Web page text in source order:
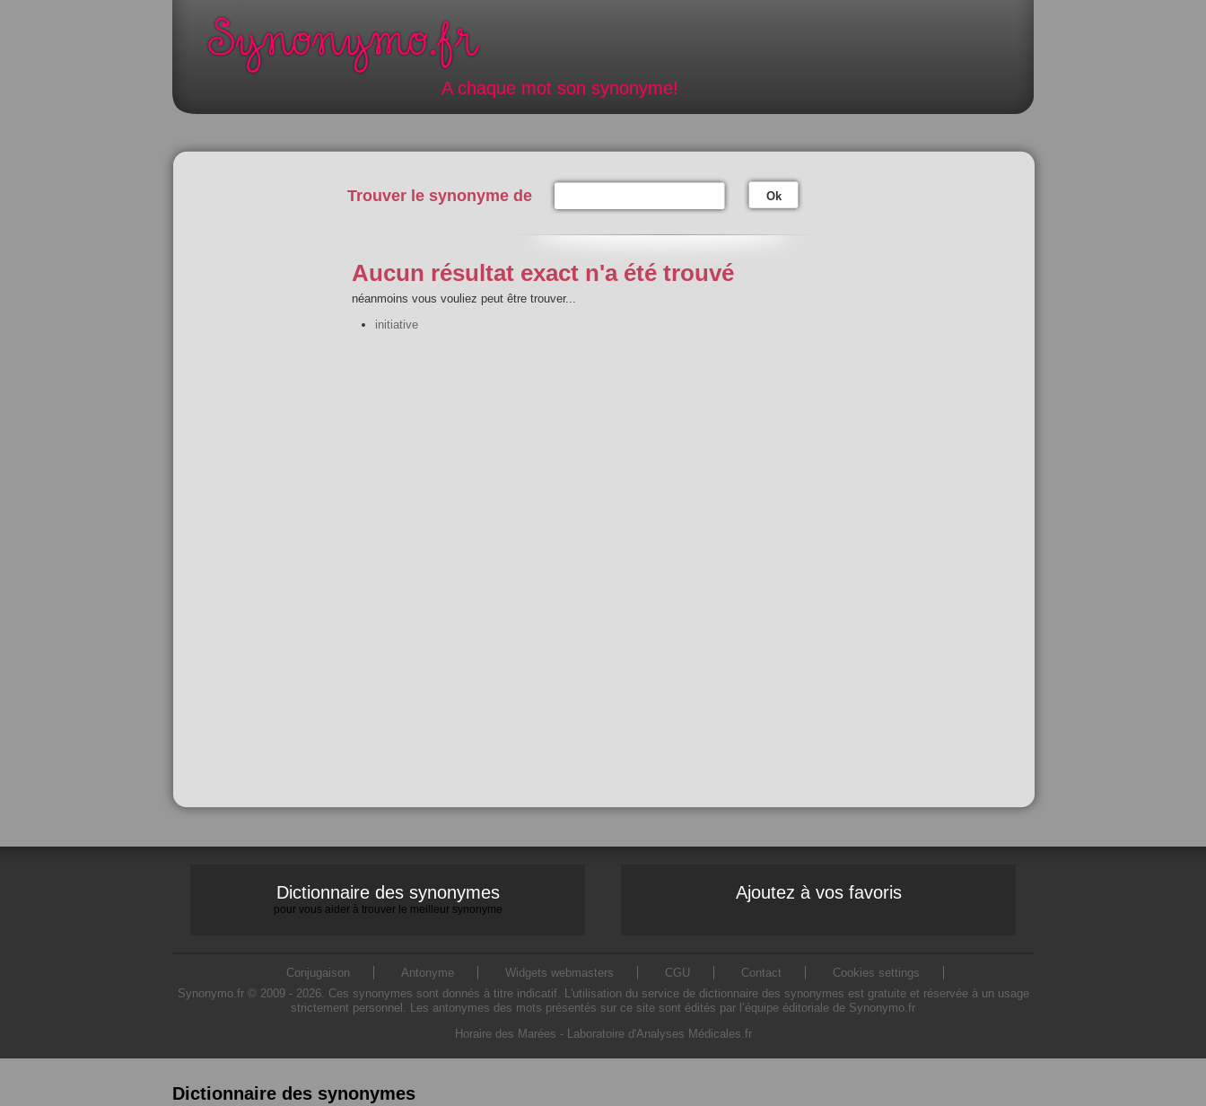
A chaque mot son synonyme!
Trouver le synonyme de Ok
Aucun résultat exact n'a été trouvé
néanmoins vous vouliez peut être trouver...
initiative
Dictionnaire des synonymes
pour vous aider à trouver le meilleur synonyme
Ajoutez à vos favoris
Conjugaison Antonyme Widgets webmasters CGU Contact
Cookies settings
Synonymo.fr © 2009 - 2026. Ces synonymes sont donnés à titre indicatif. L'utilisation du service de dictionnaire des synonymes est gratuite et réservée à un usage
strictement personnel. Les antonymes des mots présentés sur ce site sont édités par l’équipe éditoriale de Synonymo.fr
Horaire des Marées - Laboratoire d'Analyses Médicales.fr
Dictionnaire des synonymes